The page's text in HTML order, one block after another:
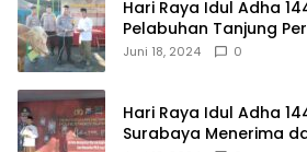
Hari Raya Idul Adha
Pelabuhan Tanjung
Hewan Korban.
Juni 18, 2024 0
Hari Raya Idul Adha
Surabaya Menerima